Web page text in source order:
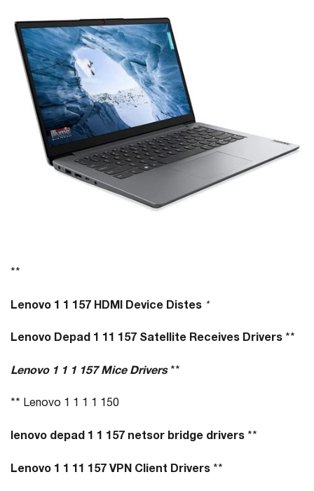
**
Lenovo 1 1 157 HDMI Device Distes *
Lenovo Depad 1 11 157 Satellite Receives Drivers **
Lenovo 1 1 1 157 Mice Drivers**
** Lenovo 1 1 1 1 150
lenovo depad 1 1 157 netsor bridge drivers **
Lenovo 1 1 11 157 VPN Client Drivers **